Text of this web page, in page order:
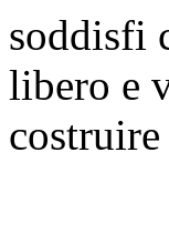
soddisfi
libero e